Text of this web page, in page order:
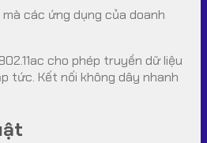
các ứng dụng của doanh
cho phép truyền dữ liệu
tức. Kết nối không dây nhanh